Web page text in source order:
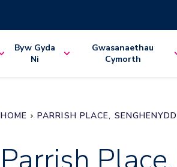
Byw Gyda
Ni
Gwasanaethau
Cymorth
HOME PARRISH PLACE, SENGHENYDD